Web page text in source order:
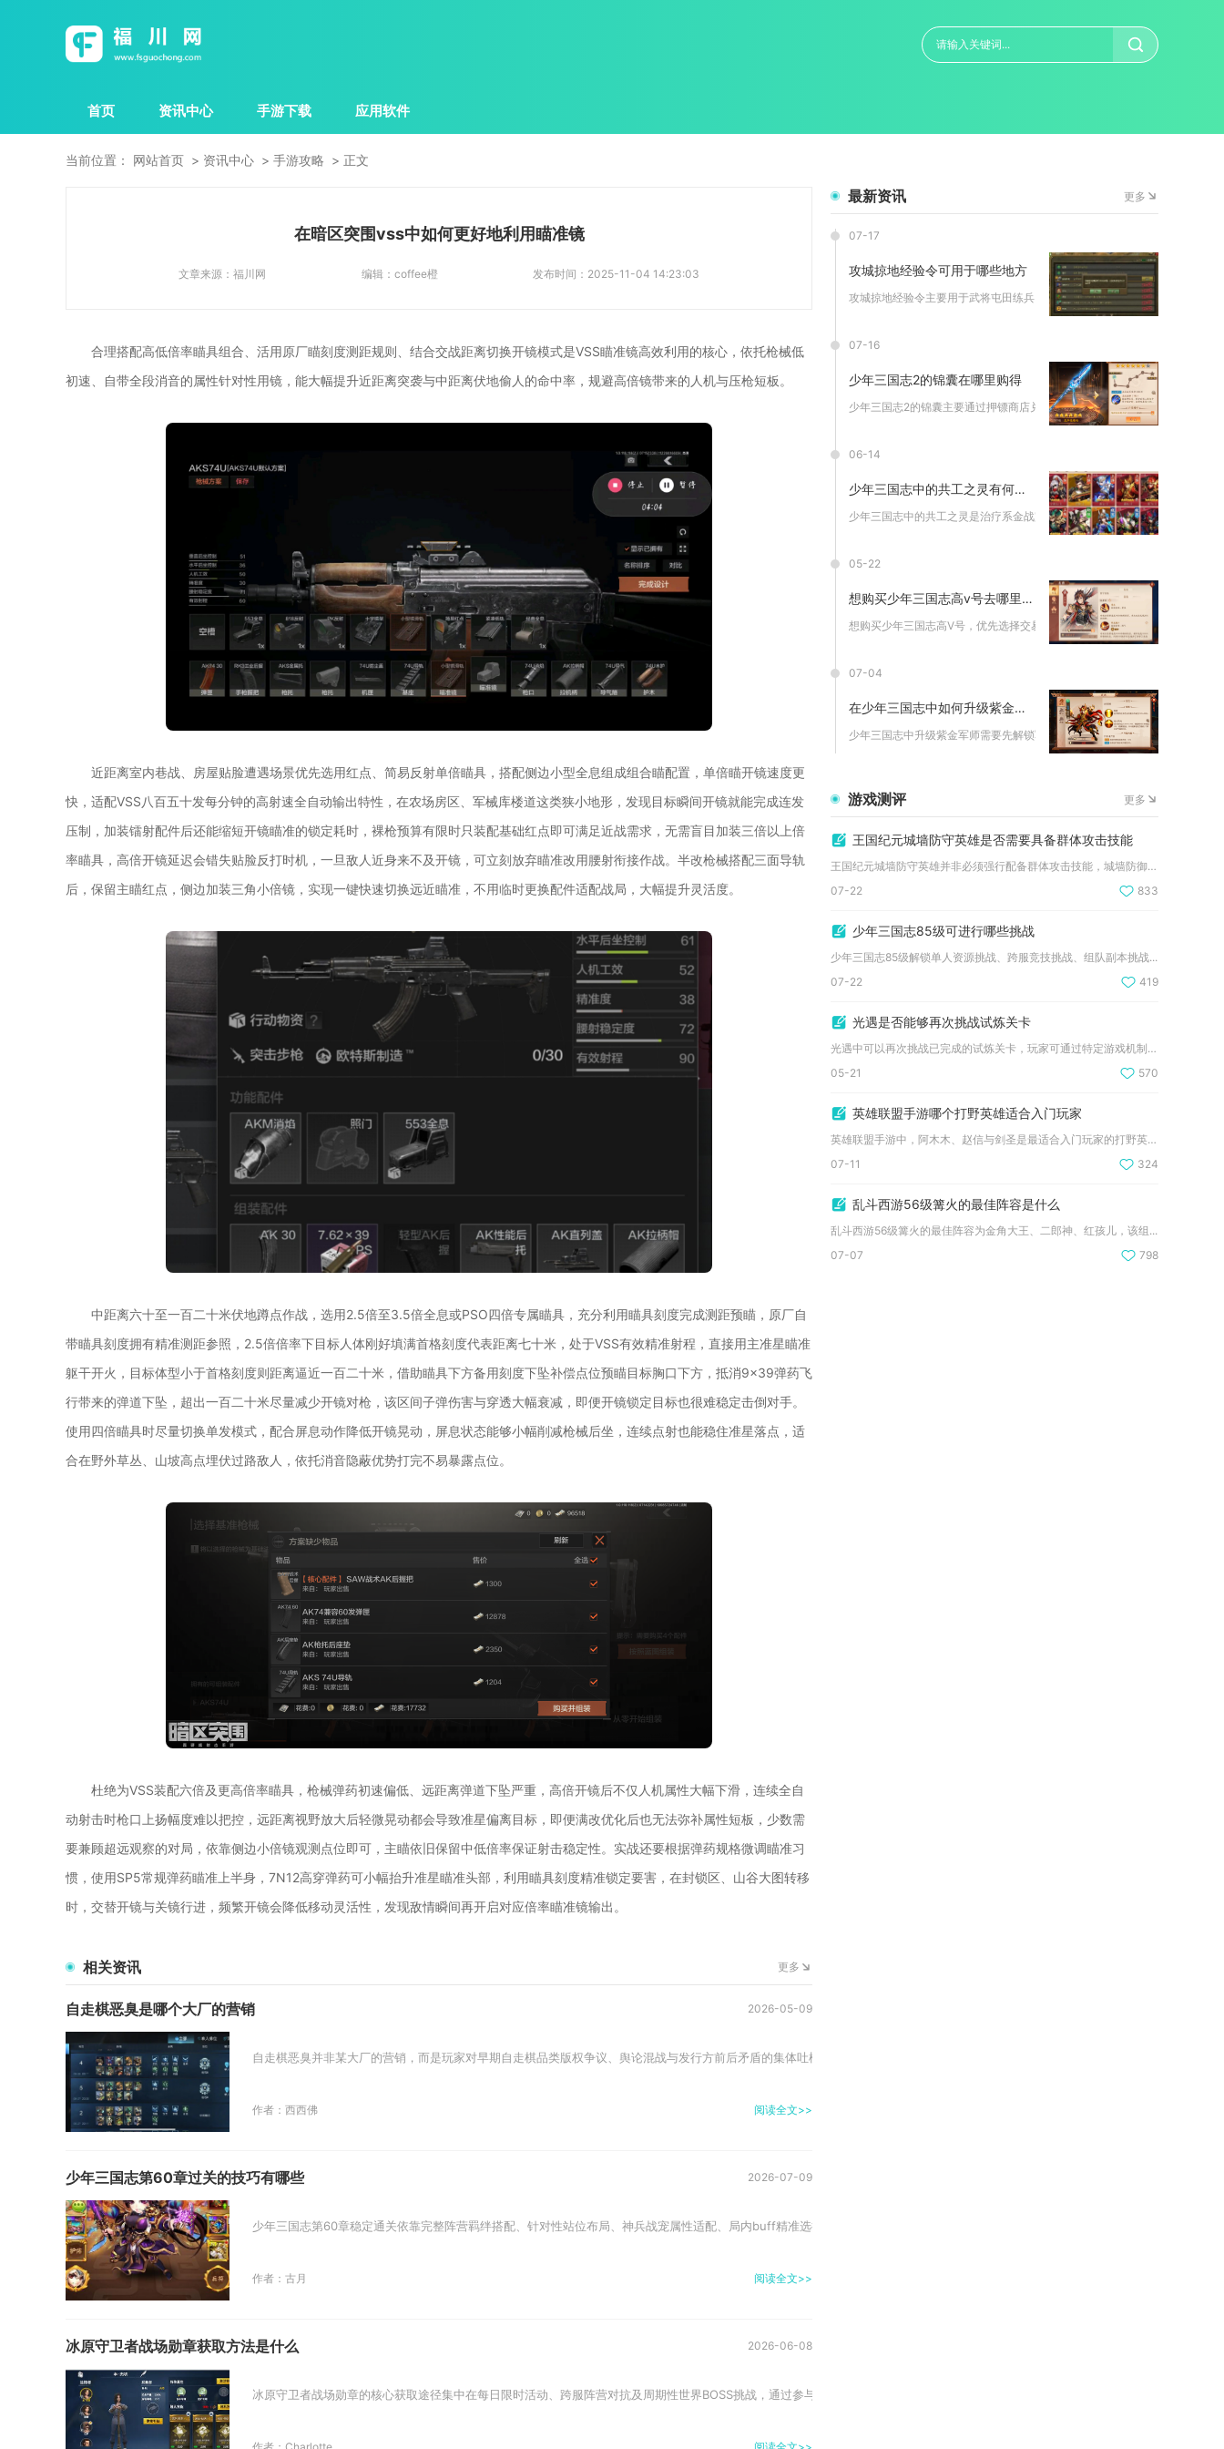
首页 资讯中心 手游下载 应用软件
当前位置： 网站首页 资讯中心 手游攻略 正文
在暗区突围vss中如何更好地利用瞄准镜
文章来源： 福川网 编辑： coffee橙 发布时间： 2025-11-04 14:23:03
合理搭配高低倍率瞄具组合、活用原厂瞄刻度测距规则、结合交战距离切换开镜模式是VSS瞄准镜高效利用的核心，依托枪械低
初速、自带全段消音的属性针对性用镜，能大幅提升近距离突袭与中距离伏地偷人的命中率，规避高倍镜带来的人机与压枪短板。
近距离室内巷战、房屋贴脸遭遇场景优先选用红点、简易反射单倍瞄具，搭配侧边小型全息组成组合瞄配置，单倍瞄开镜速度更
快，适配VSS八百五十发每分钟的高射速全自动输出特性，在农场房区、军械库楼道这类狭小地形，发现目标瞬间开镜就能完成连发
压制，加装镭射配件后还能缩短开镜瞄准的锁定耗时，裸枪预算有限时只装配基础红点即可满足近战需求，无需盲目加装三倍以上倍
率瞄具，高倍开镜延迟会错失贴脸反打时机，一旦敌人近身来不及开镜，可立刻放弃瞄准改用腰射衔接作战。半改枪械搭配三面导轨
后，保留主瞄红点，侧边加装三角小倍镜，实现一键快速切换远近瞄准，不用临时更换配件适配战局，大幅提升灵活度。
中距离六十至一百二十米伏地蹲点作战，选用2.5倍至3.5倍全息或PSO四倍专属瞄具，充分利用瞄具刻度完成测距预瞄，原厂自
带瞄具刻度拥有精准测距参照，2.5倍倍率下目标人体刚好填满首格刻度代表距离七十米，处于VSS有效精准射程，直接用主准星瞄准
躯干开火，目标体型小于首格刻度则距离逼近一百二十米，借助瞄具下方备用刻度下坠补偿点位预瞄目标胸口下方，抵消9×39弹药飞
行带来的弹道下坠，超出一百二十米尽量减少开镜对枪，该区间子弹伤害与穿透大幅衰减，即便开镜锁定目标也很难稳定击倒对手。
使用四倍瞄具时尽量切换单发模式，配合屏息动作降低开镜晃动，屏息状态能够小幅削减枪械后坐，连续点射也能稳住准星落点，适
合在野外草丛、山坡高点埋伏过路敌人，依托消音隐蔽优势打完不易暴露点位。
杜绝为VSS装配六倍及更高倍率瞄具，枪械弹药初速偏低、远距离弹道下坠严重，高倍开镜后不仅人机属性大幅下滑，连续全自
动射击时枪口上扬幅度难以把控，远距离视野放大后轻微晃动都会导致准星偏离目标，即便满改优化后也无法弥补属性短板，少数需
要兼顾超远观察的对局，依靠侧边小倍镜观测点位即可，主瞄依旧保留中低倍率保证射击稳定性。实战还要根据弹药规格微调瞄准习
惯，使用SP5常规弹药瞄准上半身，7N12高穿弹药可小幅抬升准星瞄准头部，利用瞄具刻度精准锁定要害，在封锁区、山谷大图转移
时，交替开镜与关镜行进，频繁开镜会降低移动灵活性，发现敌情瞬间再开启对应倍率瞄准镜输出。
相关资讯 更多
自走棋恶臭是哪个大厂的营销 2026-05-09
自走棋恶臭并非某大厂的营销，而是玩家对早期自走棋品类版权争议、舆论混战与发行方前后矛盾的集体吐槽，核心关联方为巨鸟多多与龙渊网络，腾讯为后续联合发行方，并非“恶臭”
作者：西西佛 阅读全文>>
少年三国志第60章过关的技巧有哪些 2026-07-09
少年三国志第60章稳定通关依靠完整阵营羁绊搭配、针对性站位布局、神兵战宠属性适配、局内buff精准选择四大核心操作，同时把控集火顺序与续航循环节奏，无需超高虚战数值也能
作者：古月 阅读全文>>
冰原守卫者战场勋章获取方法是什么 2026-06-08
冰原守卫者战场勋章的核心获取途径集中在每日限时活动、跨服阵营对抗及周期性世界BOSS挑战，通过参与PVPVE混合玩法的荣誉结算与任务积分兑换可稳定产出，这是提升角色战力
最新资讯 更多
07-17
攻城掠地经验令可用于哪些地方
攻城掠地经验令主要用于武将屯田练兵、副本经验增益、牢房加速获...
07-16
少年三国志2的锦囊在哪里购得
少年三国志2的锦囊主要通过押镖商店兑换、限时活动商城采购、累...
06-14
少年三国志中的共工之灵有何特点
少年三国志中的共工之灵是治疗系金战宠，核心特点为群体强疗、不...
05-22
想购买少年三国志高v号去哪里购买
想购买少年三国志高V号，优先选择交易猫、7881这类正规游戏...
07-04
在少年三国志中如何升级紫金军师
少年三国志中升级紫金军师需要先解锁军师系统、集齐基础本体与专...
游戏测评 更多
王国纪元城墙防守英雄是否需要具备群体攻击技能
王国纪元城墙防守英雄并非必须强行配备群体攻击技能，城墙防御的...
07-22
833
少年三国志85级可进行哪些挑战
少年三国志85级解锁单人资源挑战、跨服竞技挑战、组队副本挑战...
07-22
419
光遇是否能够再次挑战试炼关卡
光遇中可以再次挑战已完成的试炼关卡，玩家可通过特定游戏机制返...
05-21
570
英雄联盟手游哪个打野英雄适合入门玩家
英雄联盟手游中，阿木木、赵信与剑圣是最适合入门玩家的打野英雄...
07-11
324
乱斗西游56级篝火的最佳阵容是什么
乱斗西游56级篝火的最佳阵容为金角大王、二郎神、红孩儿，该组...
07-07
798